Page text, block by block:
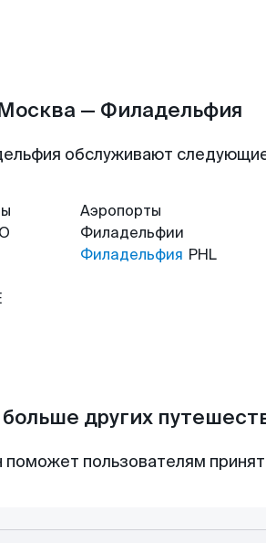
— Филадельфия
обслуживают
Аэропорты
Филадельфии
Филадельфия PHL
других
пользователям